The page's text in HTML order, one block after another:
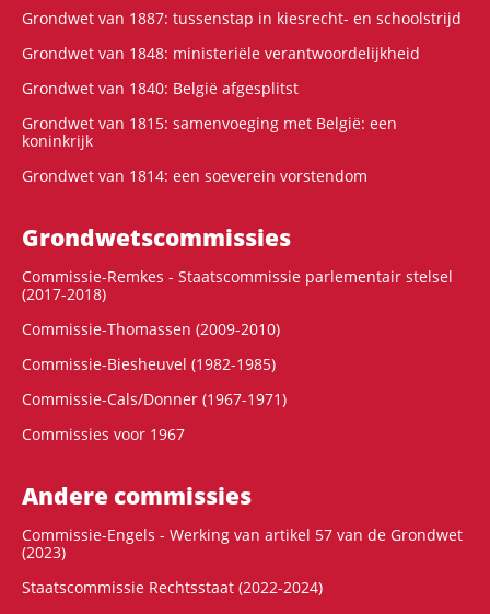
Grondwet van 1887: tussenstap in kiesrecht- en schoolstrijd
Grondwet van 1848: ministeriële verantwoordelijkheid
Grondwet van 1840: België afgesplitst
Grondwet van 1815: samenvoeging met België: een
koninkrijk
Grondwet van 1814: een soeverein vorstendom
Grondwets­commissies
Commissie-Remkes - Staatscommissie parlementair stelsel
(2017-2018)
Commissie-Thomassen (2009-2010)
Commissie-Biesheuvel (1982-1985)
Commissie-Cals/Donner (1967-1971)
Commissies voor 1967
Andere commissies
Commissie-Engels - Werking van artikel 57 van de Grondwet
(2023)
Staatscommissie Rechtsstaat (2022-2024)